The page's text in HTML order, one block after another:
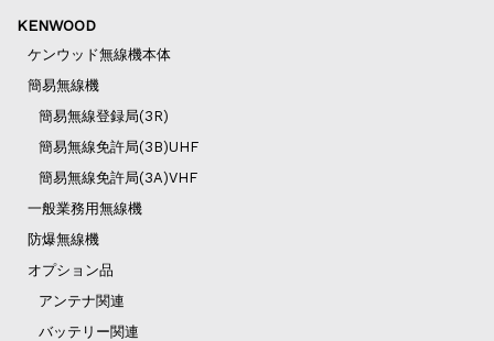
KENWOOD
ケンウッド無線機本体
簡易無線機
簡易無線登録局(3R)
簡易無線免許局(3B)UHF
簡易無線免許局(3A)VHF
一般業務用無線機
防爆無線機
オプション品
アンテナ関連
バッテリー関連